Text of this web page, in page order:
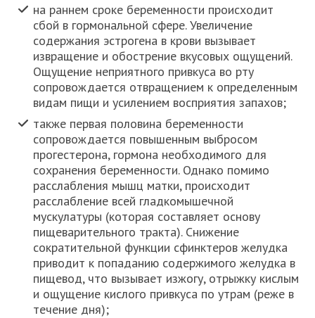
на раннем сроке беременности происходит
сбой в гормональной сфере. Увеличение
содержания эстрогена в крови вызывает
извращение и обострение вкусовых ощущений.
Ощущение неприятного привкуса во рту
сопровождается отвращением к определенным
видам пищи и усилением восприятия запахов;
также первая половина беременности
сопровождается повышенным выбросом
прогестерона, гормона необходимого для
сохранения беременности. Однако помимо
расслабления мышц матки, происходит
расслабление всей гладкомышечной
мускулатуры (которая составляет основу
пищеварительного тракта). Снижение
сократительной функции сфинктеров желудка
приводит к попаданию содержимого желудка в
пищевод, что вызывает изжогу, отрыжку кислым
и ощущение кислого привкуса по утрам (реже в
течение дня);